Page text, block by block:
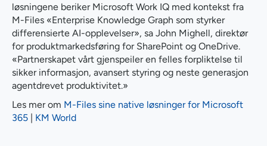
løsningene beriker Microsoft Work IQ med kontekst fra
M-Files «Enterprise Knowledge Graph som styrker
differensierte AI-opplevelser», sa John Mighell, direktør
for produktmarkedsføring for SharePoint og OneDrive.
«Partnerskapet vårt gjenspeiler en felles forpliktelse til
sikker informasjon, avansert styring og neste generasjon
agentdrevet produktivitet.»
Les mer om M-Files sine native løsninger for Microsoft
365 | KM World